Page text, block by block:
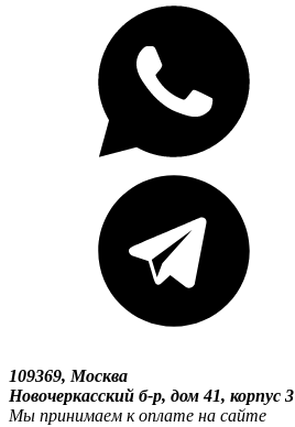
109369, Москва
Новочеркасский б-р, дом 41, корпус 3
Мы принимаем к оплате на сайте